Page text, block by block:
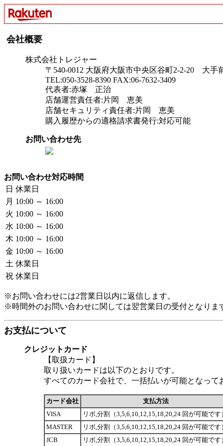
会社概要
株式会社トレジャー
〒540-0012 大阪府大阪市中央区谷町2-2-20 大手
TEL:050-3528-8390 FAX:06-7632-3409
代表者:赤塚 正治
店舗運営責任者:片岡 恵美
店舗セキュリティ責任者:片岡 恵美
購入履歴からの適格請求書発行:対応可能
お問い合わせ先
お問い合わせ対応時間
日 休業日
月 10:00 ～ 16:00
火 10:00 ～ 16:00
水 10:00 ～ 16:00
木 10:00 ～ 16:00
金 10:00 ～ 16:00
土 休業日
祝 休業日
※お問い合わせには2営業日以内に返信します。
※時間外のお問い合わせに関しては翌営業日の受付となりま
お支払について
クレジットカード
【取扱カード】
取り扱いカードは以下のとおりです。
すべてのカード会社で、一括払いが可能となって
カード会社
支払方法
VISA
リボ,分割（3,5,6,10,12,15,18,20,24 回が可能です
MASTER
リボ,分割（3,5,6,10,12,15,18,20,24 回が可能です
JCB
リボ,分割（3,5,6,10,12,15,18,20,24 回が可能です